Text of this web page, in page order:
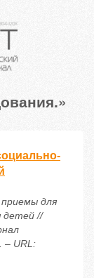
для
детей //
– URL: